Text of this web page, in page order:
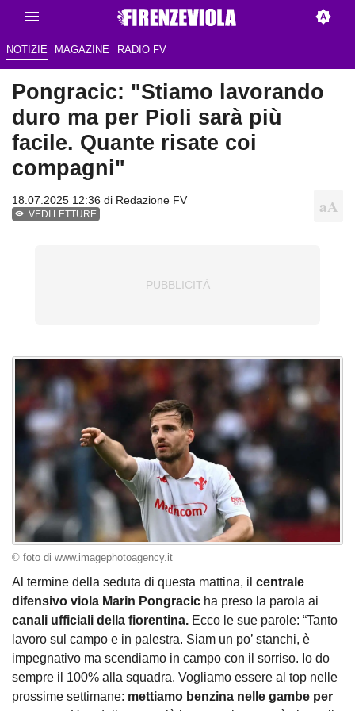
NOTIZIE MAGAZINE RADIO FV
Pongracic: "Stiamo lavorando
duro ma per Pioli sarà più
facile. Quante risate coi
compagni"
18.07.2025 12:36 di Redazione FV
VEDI LETTURE
© foto di www.imagephotoagency.it
Al termine della seduta di questa mattina, il centrale
difensivo viola Marin Pongracic ha preso la parola ai
canali ufficiali della fiorentina. Ecco le sue parole: “Tanto
lavoro sul campo e in palestra. Siam un po’ stanchi, è
impegnativo ma scendiamo in campo con il sorriso. Io do
sempre il 100% alla squadra. Vogliamo essere al top nelle
prossime settimane: mettiamo benzina nelle gambe per